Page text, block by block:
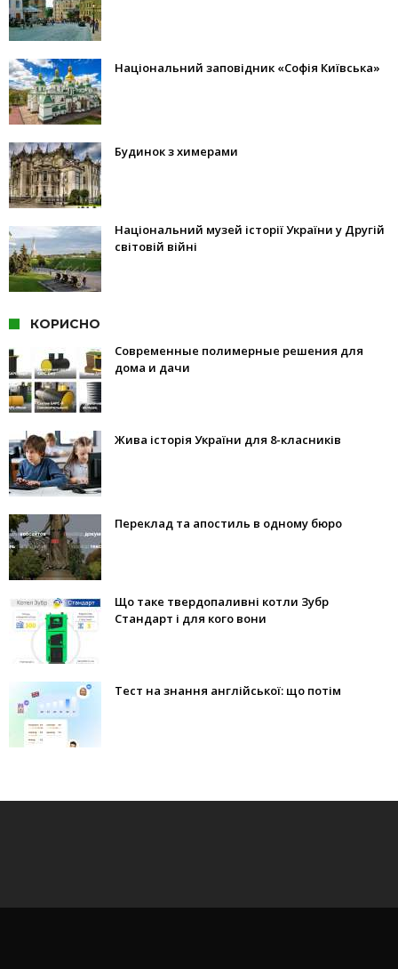
Національний заповідник «Софія Київська»
Будинок з химерами
Національний музей історії України у Другій
світовій війні
КОРИСНО
Современные полимерные решения для
дома и дачи
Жива історія України для 8-класників
Переклад та апостиль в одному бюро
Що таке твердопаливні котли Зубр
Стандарт і для кого вони
Тест на знання англійської: що потім